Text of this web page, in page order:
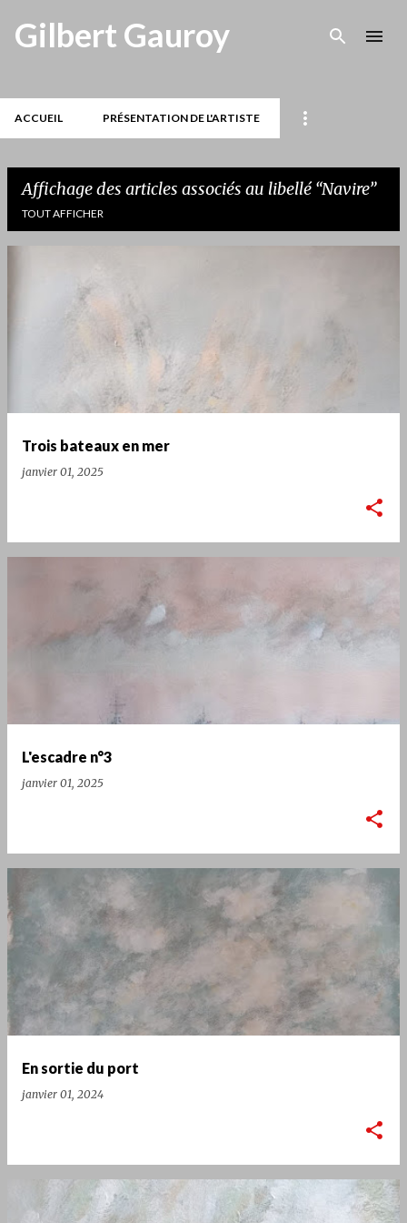
Accéder au contenu principal
Gilbert Gauroy
ACCUEIL PRÉSENTATION DE L'ARTISTE
Affichage des articles associés au libellé Navire
TOUT AFFICHER
Trois bateaux en mer
janvier 01, 2025
L'escadre n°3
janvier 01, 2025
En sortie du port
janvier 01, 2024